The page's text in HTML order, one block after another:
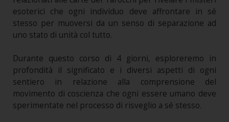
esoterici che ogni individuo deve affrontare in sé
stesso per muoversi da un senso di separazione ad
uno stato di unità col tutto.
Durante questo corso di 4 giorni, esploreremo in
profondità il significato e i diversi aspetti di ogni
sentiero in relazione alla comprensione del
movimento di coscienza che ogni essere umano deve
sperimentate nel processo di risveglio a sé stesso.